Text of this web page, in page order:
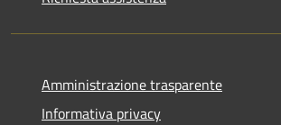
Amministrazione trasparente
Informativa privacy